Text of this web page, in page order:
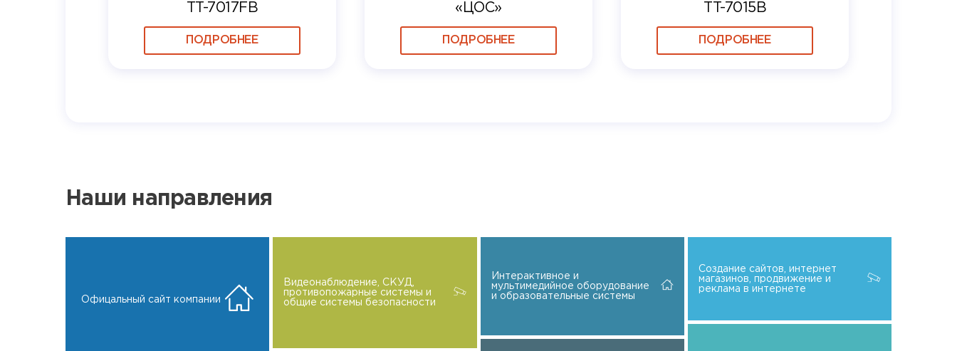
TT-7017FB
ПОДРОБНЕЕ
«ЦОС»
ПОДРОБНЕЕ
TT-7015B
ПОДРОБНЕЕ
Наши направления
Офицальный сайт компании
Видеонаблюдение, СКУД,
противопожарные системы и
общие системы безопасности
Интерактивное и
мультимедийное оборудование
и образовательные системы
Создание сайтов, интернет
магазинов, продвижение и
реклама в интернете